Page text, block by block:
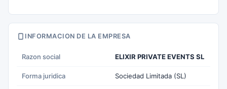
INFORMACION DE LA EMPRESA
Razon social ELIXIR PRIVATE EVENTS SL
Forma juridica Sociedad Limitada (SL)